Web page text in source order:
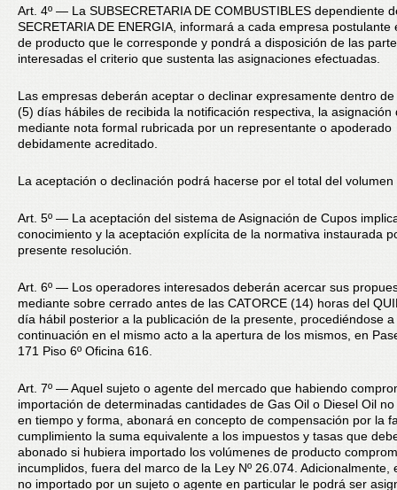
Art. 4º — La SUBSECRETARIA DE COMBUSTIBLES dependiente
SECRETARIA DE ENERGIA, informará a cada empresa postulante
de producto que le corresponde y pondrá a disposición de las
interesadas el criterio que sustenta las asignaciones efectuadas.
Las empresas deberán aceptar o declinar expresamente dentro de
(5) días hábiles de recibida la notificación respectiva, la asignación
mediante nota formal rubricada por un representante o apoderado
debidamente acreditado.
La aceptación o declinación podrá hacerse por el total del
Art. 5º — La aceptación del sistema de Asignación de Cupos
conocimiento y la aceptación explícita de la normativa instaurada
presente resolución.
Art. 6º — Los operadores interesados deberán acercar sus
mediante sobre cerrado antes de las CATORCE (14) horas del
día hábil posterior a la publicación de la presente, procediéndose a
continuación en el mismo acto a la apertura de los mismos, en
171 Piso 6º Oficina 616.
Art. 7º — Aquel sujeto o agente del mercado que habiendo
importación de determinadas cantidades de Gas Oil o Diesel Oil
en tiempo y forma, abonará en concepto de compensación por la
cumplimiento la suma equivalente a los impuestos y tasas que
abonado si hubiera importado los volúmenes de producto
incumplidos, fuera del marco de la Ley Nº 26.074. Adicionalmente,
no importado por un sujeto o agente en particular le podrá ser